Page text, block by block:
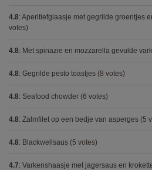
4.8: Aperitiefglaasje met gegrilde groentjes
votes)
4.8: Met spinazie en mozzarella gevulde
4.8: Gegrilde pesto toastjes (8 votes)
4.8: Seafood chowder (6 votes)
4.8: Zalmfilet op een bedje van asperges (5
4.8: Blackwellsaus (5 votes)
4.7: Varkenshaasje met jagersaus en